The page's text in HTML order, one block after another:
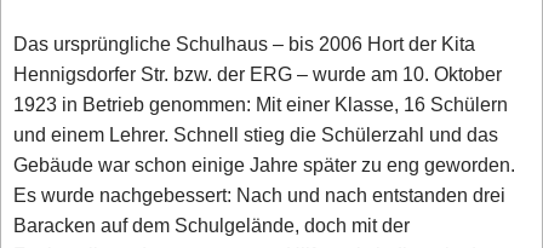
Das ursprüngliche Schulhaus – bis 2006 Hort der Kita
Hennigsdorfer Str. bzw. der ERG – wurde am 10. Oktober
1923 in Betrieb genommen: Mit einer Klasse, 16 Schülern
und einem Lehrer. Schnell stieg die Schülerzahl und das
Gebäude war schon einige Jahre später zu eng geworden.
Es wurde nachgebessert: Nach und nach entstanden drei
Baracken auf dem Schulgelände, doch mit der